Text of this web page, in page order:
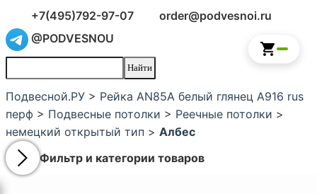
+7(495)792-97-07
order@podvesnoi.ru
@PODVESNOU
Подвесной.РУ > Рейка AN85A белый глянец А916 rus
перф > Подвесные потолки > Реечные потолки >
немецкий открытый тип > Албес
Фильтр и категории товаров